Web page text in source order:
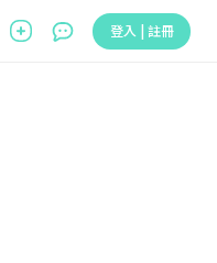
登入 | 註冊